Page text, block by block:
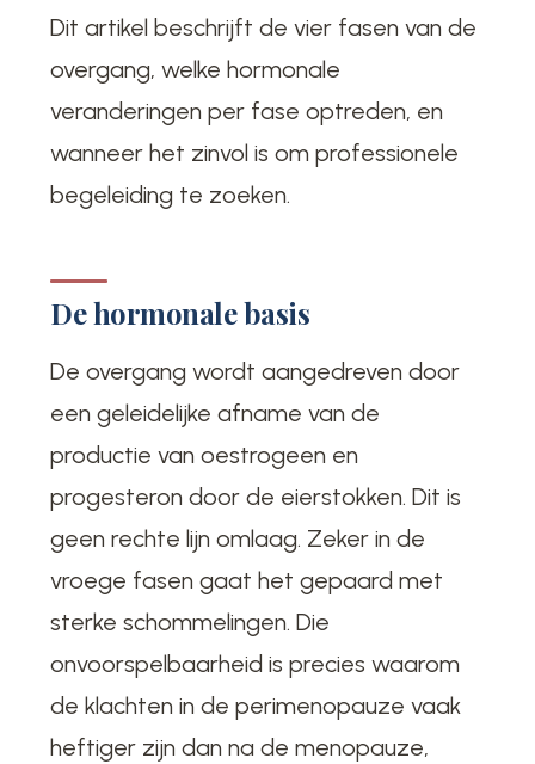
Dit artikel beschrijft de vier fasen van de
overgang, welke hormonale
veranderingen per fase optreden, en
wanneer het zinvol is om professionele
begeleiding te zoeken.
De hormonale basis
De overgang wordt aangedreven door
een geleidelijke afname van de
productie van oestrogeen en
progesteron door de eierstokken. Dit is
geen rechte lijn omlaag. Zeker in de
vroege fasen gaat het gepaard met
sterke schommelingen. Die
onvoorspelbaarheid is precies waarom
de klachten in de perimenopauze vaak
heftiger zijn dan na de menopauze,